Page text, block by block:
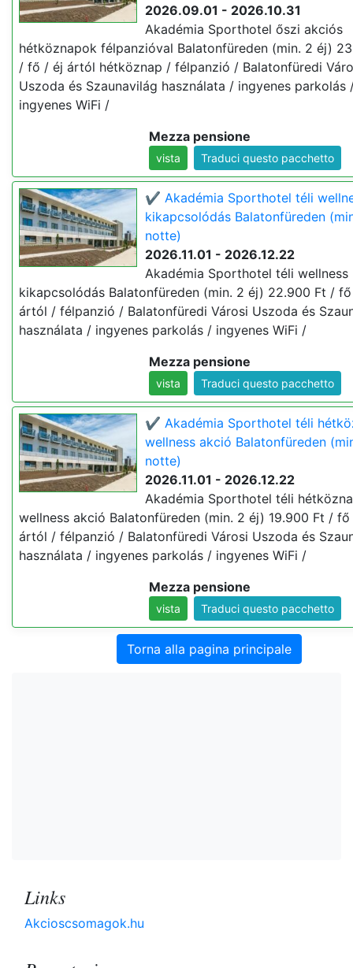
2026.09.01 - 2026.10.31
Akadémia Sporthotel őszi akciós
hétköznapok félpanzióval Balatonfüreden (min. 2 éj)
/ fő / éj ártól hétköznap / félpanzió / Balatonfüredi
Uszoda és Szaunavilág használata / ingyenes parkolás
ingyenes WiFi /
Mezza pensione
vista Traduci questo pacchetto
✔️ Akadémia Sporthotel téli
kikapcsolódás Balatonfüreden
notte)
2026.11.01 - 2026.12.22
Akadémia Sporthotel téli wellness
kikapcsolódás Balatonfüreden (min. 2 éj) 22.900 Ft /
ártól / félpanzió / Balatonfüredi Városi Uszoda és
használata / ingyenes parkolás / ingyenes WiFi /
Mezza pensione
vista Traduci questo pacchetto
✔️ Akadémia Sporthotel téli
wellness akció Balatonfüreden
notte)
2026.11.01 - 2026.12.22
Akadémia Sporthotel téli
wellness akció Balatonfüreden (min. 2 éj) 19.900 Ft /
ártól / félpanzió / Balatonfüredi Városi Uszoda és
használata / ingyenes parkolás / ingyenes WiFi /
Mezza pensione
vista Traduci questo pacchetto
Torna alla pagina principale
Links
Akcioscsomagok.hu